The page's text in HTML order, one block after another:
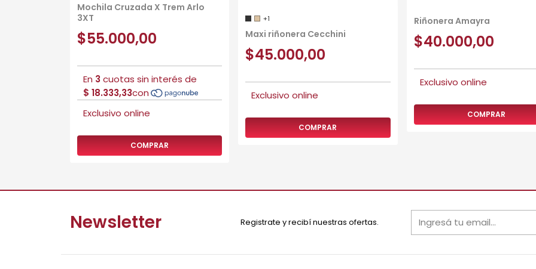
Mochila Cruzada X Trem Arlo
3XT
$55.000,00
COMPRAR
+1
Maxi riñonera Cecchini
$45.000,00
COMPRAR
Riñonera Amayra
$40.000,00
COMPRAR
Newsletter Registrate y recibí nuestras ofertas.